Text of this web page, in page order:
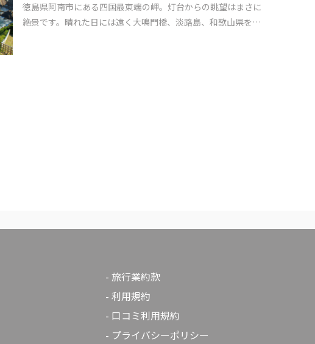
徳島県阿南市にある四国最東端の岬。灯台からの眺望はまさに
絶景です。晴れた日には遠く大鳴門橋、淡路島、和歌山県を望
旅行業約款
利用規約
口コミ利用規約
プライバシーポリシー